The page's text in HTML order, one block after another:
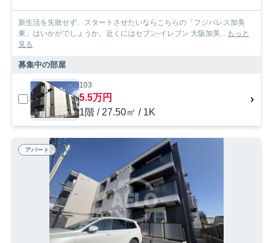
新生活を失敗せず、スタートさせたいならこちらの「フジパレス加美
東」はいかがでしょうか。近くにはセブン-イレブン 大阪加美... もっと
見る
募集中の部屋
103
5.5万円
1階 / 27.50㎡ / 1K
アパート